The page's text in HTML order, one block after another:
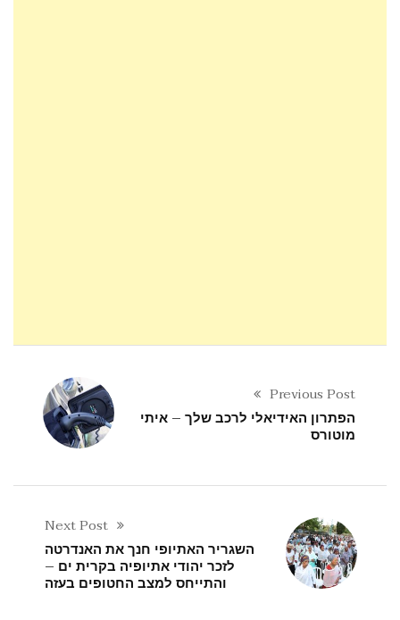
Previous Post
הפתרון האידיאלי לרכב שלך – איתי
מוטורס
Next Post
השגריר האתיופי חנך את האנדרטה
לזכר יהודי אתיופיה בקרית ים –
והתייחס למצב החטופים בעזה